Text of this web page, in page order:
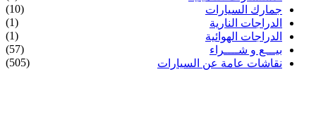
جمارك السيارات
(10)
الدراجات النارية
(1)
الدراجات الهوائية
(1)
بيـــع و شــــراء
(57)
نقاشات عامة عن السيارات
(505)